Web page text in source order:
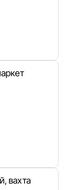
вахта